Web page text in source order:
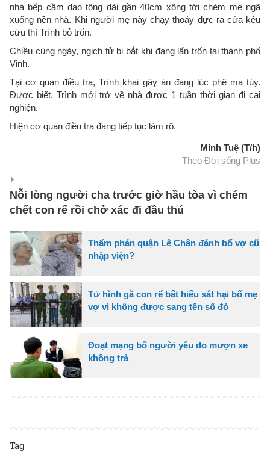
nhà bếp cầm dao tông dài gần 40cm xông tới chém mẹ ngã
xuống nền nhà. Khi người mẹ này chạy thoáy đực ra cửa kêu
cứu thì Trình bỏ trốn.
Chiều cùng ngày, ngịch tử bị bắt khi đang lẩn trốn tại thành phố
Vinh.
Tại cơ quan điều tra, Trình khai gây án đang lúc phê ma túy.
Được biết, Trình mới trở về nhà được 1 tuần thời gian đi cai
nghiện.
Hiện cơ quan điều tra đang tiếp tục làm rõ.
Minh Tuệ (T/h)
Theo Đời sống Plus
Nỗi lòng người cha trước giờ hầu tòa vì chém
chết con rể rồi chở xác đi đầu thú
Thẩm phán quận Lê Chân đánh bố vợ cũ
nhập viện?
Tử hình gã con rể bất hiếu sát hại bố mẹ
vợ vì không được sang tên sổ đỏ
Đoạt mạng bố người yêu do mượn xe
không trả
Tag